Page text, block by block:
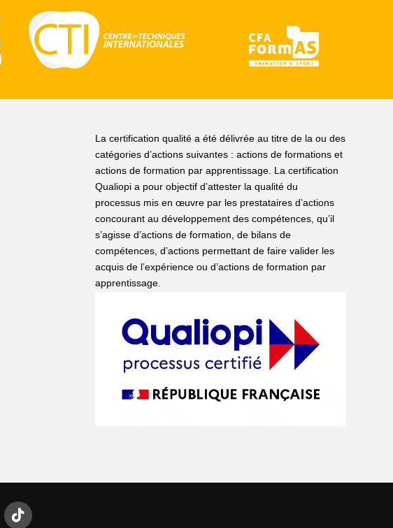
La certification qualité a été délivrée au titre de la ou des
catégories d’actions suivantes : actions de formations et
actions de formation par apprentissage. La certification
Qualiopi a pour objectif d’attester la qualité du
processus mis en œuvre par les prestataires d’actions
concourant au développement des compétences, qu’il
s’agisse d’actions de formation, de bilans de
compétences, d’actions permettant de faire valider les
acquis de l’expérience ou d’actions de formation par
apprentissage.